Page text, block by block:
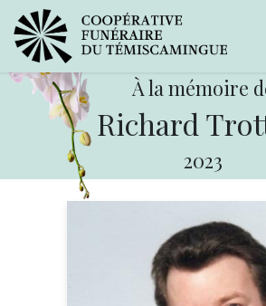
À la mémoire
Richard
2023